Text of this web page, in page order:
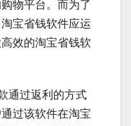
物平台。而为了
宝省钱软件应运
效的淘宝省钱软
通过返利的方式
过该软件在淘宝